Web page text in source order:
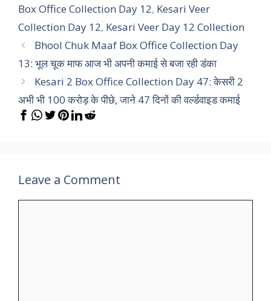
Box Office Collection Day 12, Kesari Veer
Collection Day 12, Kesari Veer Day 12 Collection
Bhool Chuk Maaf Box Office Collection Day
13: भूल चूक माफ आज भी अपनी कमाई से बजा रही डंका
Kesari 2 Box Office Collection Day 47: केसरी 2
अभी भी 100 करोड़ के पीछे, जाने 47 दिनों की वर्ल्डवाइड कमाई
Leave a Comment